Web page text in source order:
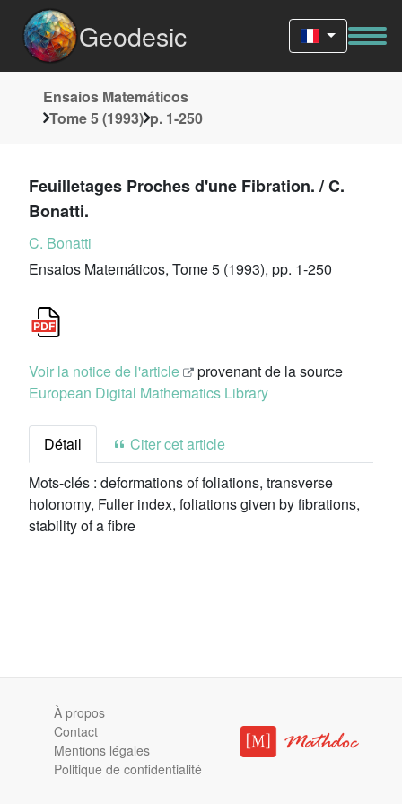
Geodesic
Ensaios Matemáticos
Tome 5 (1993) p. 1-250
Feuilletages Proches d'une Fibration. / C.
Bonatti.
C. Bonatti
Ensaios Matemáticos, Tome 5 (1993), pp. 1-250
Voir la notice de l'article
provenant de la source
European Digital Mathematics Library
Détail
Citer cet article
Mots-clés : deformations of foliations, transverse
holonomy, Fuller index, foliations given by fibrations,
stability of a fibre
À propos
Contact
Mentions légales
Politique de confidentialité